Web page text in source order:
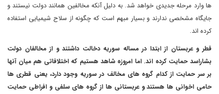
ها وارد مرحله جدیدی خواهد شد. به دلیل آنکه مخالفین همانند دولت نیستند و
جایگاه مشخصی ندارند و بسیار مبهم است که چگونه از سلاح شیمیایی استفاده
کرده اند.
قطر و عربستان از ابتدا در مساله سوریه دخالت داشتند و از مخالفان دولت
بشاراسد حمایت کرده اند.اما امروزه شاهد هستیم که اختلافاتی هم میان آنها
بر سر حمایت از کدام گروه های مخالف در سوریه وجود دارد، یعنی قطری ها
حامی اخوانی ها هستند و عربستانی ها از گروه های سلفی و افراطی حمایت